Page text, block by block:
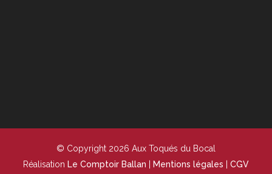
© Copyright 2026 Aux Toqués du Bocal
Réalisation Le Comptoir Ballan Mentions légales CGV